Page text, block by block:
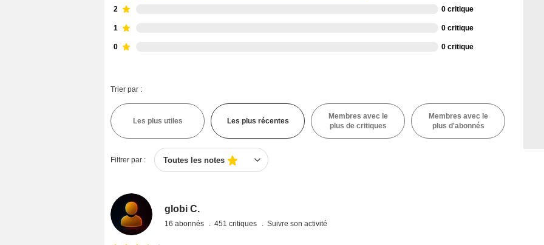
2 0 critique
1 0 critique
0 0 critique
Trier par :
Les plus utiles Les plus récentes
Membres avec le
plus de critiques
Membres avec le
plus d'abonnés
Filtrer par : Toutes les notes
globi C.
16 abonnés 451 critiques Suivre son activité